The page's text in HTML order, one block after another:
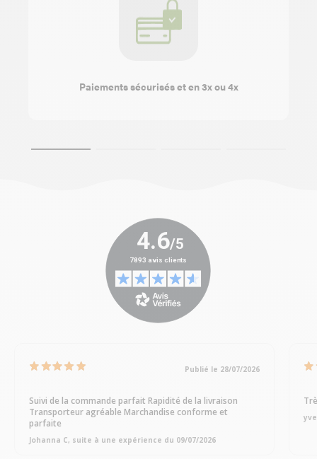
Paiements sécurisés et en 3x ou 4x
Publié le 28/07/2026
Suivi de la commande parfait Rapidité de la livraison
Transporteur agréable Marchandise conforme et
parfaite
Johanna C, suite à une expérience du 09/07/2026